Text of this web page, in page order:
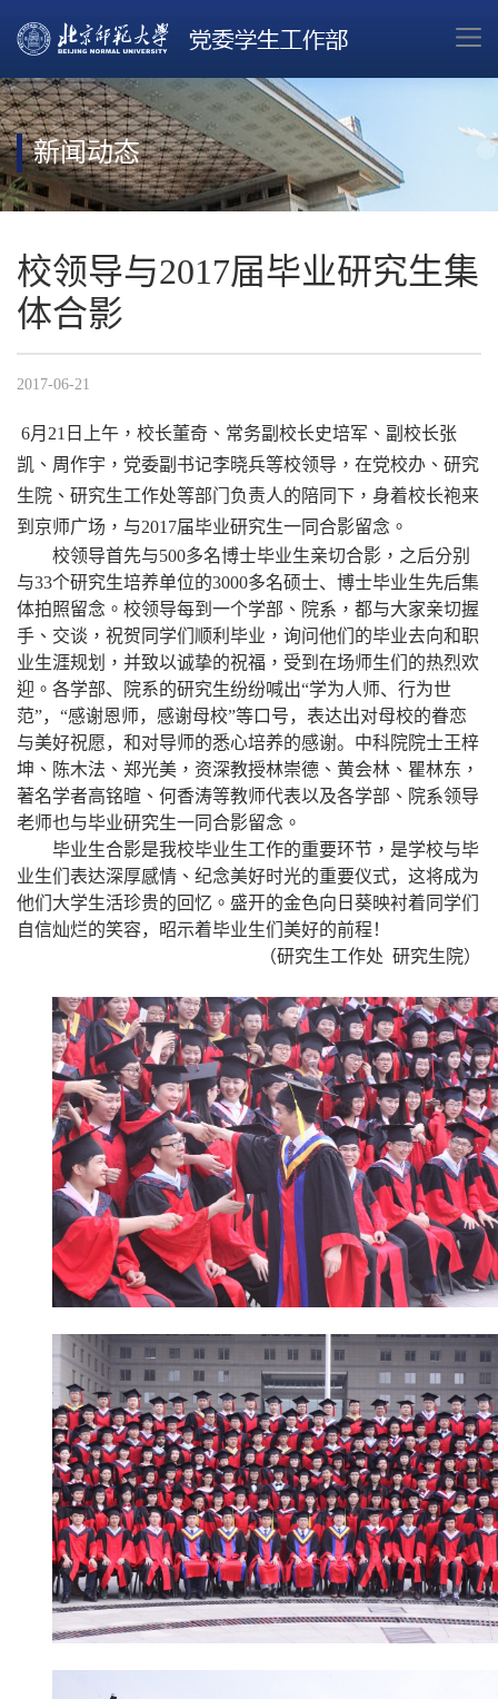
新闻动态
校领导与2017届毕业研究生集
体合影
2017-06-21
6月 21日上午，校长董奇、常务副校长史培军、副校长张
凯、周作宇，党委副书记李晓兵等校领导，在党校办、 研究
生院 、 研究生工作处等部门负责人的陪同下，身着校长袍来
到京师广场，与2017届毕业研究生一同合影留念。
校领导首先与500多名博士毕业生亲切合影，之后分别
与33个研究生培养单位的3000多名硕士、博士毕业生先后集
体拍照留念。校领导每到一个学部、院系，都与大家亲切握
手、交谈，祝贺同学们顺利毕业，询问他们的毕业去向和职
业生涯规划，并致以诚挚的祝福，受到在场师生们的热烈欢
迎。 各学部、院系的研究生纷纷喊出“学为人师、行为世
范”，“感谢恩师，感谢母校”等口号，表达出对母校的眷恋
与美好祝愿，和对导师的悉心培养的感谢。中科院院士王梓
坤、陈木法、郑光美，资深教授林崇德、黄会林、瞿林东，
著名学者高铭暄、何香涛等教师代表以及各学部、院系领导
老师也与毕业研究生一同合影留念。
毕业生合影是我校毕业生工作的重要环节，是学校与毕
业生们表达深厚感情、纪念美好时光的重要仪式， 这将成为
他们 大学生活珍贵的回忆。盛开的金色向日葵映衬着同学们
自信灿烂的笑容，
昭示着毕业生们 美好的前程！
（研究生工作处 研究生院）